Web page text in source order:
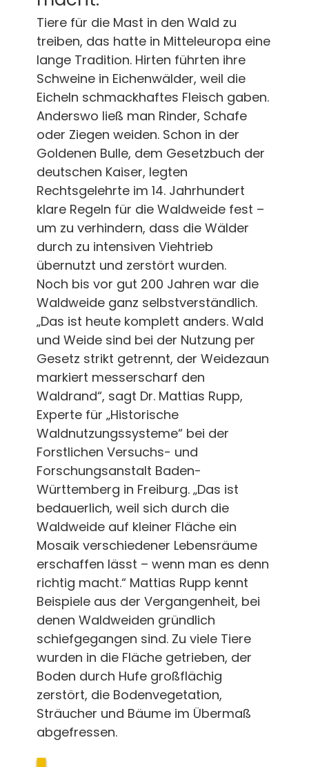
Tiere für die Mast in den Wald zu
treiben, das hatte in Mitteleuropa eine
lange Tradition. Hirten führten ihre
Schweine in Eichenwälder, weil die
Eicheln schmackhaftes Fleisch gaben.
Anderswo ließ man Rinder, Schafe
oder Ziegen weiden. Schon in der
Goldenen Bulle, dem Gesetzbuch der
deutschen Kaiser, legten
Rechtsgelehrte im 14. Jahrhundert
klare Regeln für die Waldweide fest –
um zu verhindern, dass die Wälder
durch zu intensiven Viehtrieb
übernutzt und zerstört wurden.
Noch bis vor gut 200 Jahren war die
Waldweide ganz selbstverständlich.
„Das ist heute komplett anders. Wald
und Weide sind bei der Nutzung per
Gesetz strikt getrennt, der Weidezaun
markiert messerscharf den
Waldrand“, sagt Dr. Mattias Rupp,
Experte für „Historische
Waldnutzungssysteme“ bei der
Forstlichen Versuchs- und
Forschungsanstalt Baden-
Württemberg in Freiburg. „Das ist
bedauerlich, weil sich durch die
Waldweide auf kleiner Fläche ein
Mosaik verschiedener Lebensräume
erschaffen lässt – wenn man es denn
richtig macht.“ Mattias Rupp kennt
Beispiele aus der Vergangenheit, bei
denen Waldweiden gründlich
schiefgegangen sind. Zu viele Tiere
wurden in die Fläche getrieben, der
Boden durch Hufe großflächig
zerstört, die Bodenvegetation,
Sträucher und Bäume im Übermaß
abgefressen.